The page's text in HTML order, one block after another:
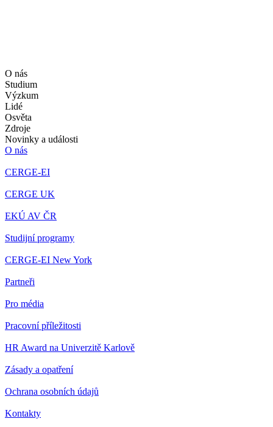
O nás
Studium
Výzkum
Lidé
Osvěta
Zdroje
Novinky a události
O nás
CERGE-EI
CERGE UK
EKÚ AV ČR
Studijní programy
CERGE-EI New York
Partneři
Pro média
Pracovní příležitosti
HR Award na Univerzitě Karlově
Zásady a opatření
Ochrana osobních údajů
Kontakty